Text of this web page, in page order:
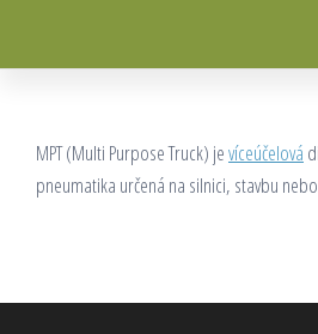
MPT (Multi Purpose Truck) jevíceúčelová
pneumatika určená na silnici, stavbu